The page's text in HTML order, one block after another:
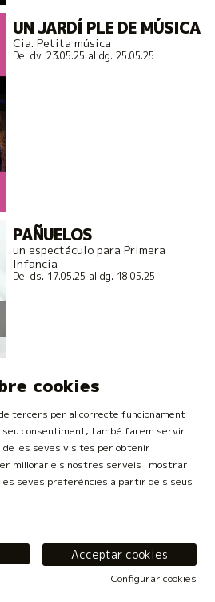
UN JARDÍ PLE DE MÚSICA
Cia. Petita música
Del dv. 23.05.25 al dg. 25.05.25
PAÑUELOS
un espectáculo para Primera
Infancia
Del ds. 17.05.25 al dg. 18.05.25
EL GEGANT DEL PI
Titelles Pamipipa
Del dv. 20.09.24al dg. 04.05.25
cookies
tercers per al correcte funcionament
seu consentiment, també farem servir
de les seves visites per obtenir
millorar els nostres serveis i mostrar
seves preferències a partir dels seus
Acceptar cookies
Configurar cookies